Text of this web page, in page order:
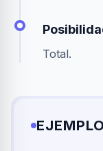
Total.
EJEMPLO